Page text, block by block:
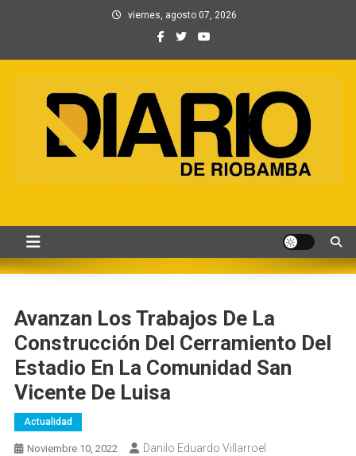
viernes, agosto 07, 2026
y Contenidos digitales
Avanzan Los Trabajos De La
Construcción Del Cerramiento Del
Estadio En La Comunidad San
Vicente De Luisa
Actualidad
Noviembre 10, 2022 Danilo Eduardo Villarroel